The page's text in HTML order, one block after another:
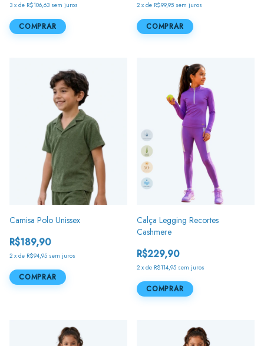
3 x de R$106,63 sem juros
COMPRAR
2 x de R$99,95 sem juros
COMPRAR
Camisa Polo Unissex
R$189,90
2 x de R$94,95 sem juros
COMPRAR
Calça Legging Recortes
Cashmere
R$229,90
2 x de R$114,95 sem juros
COMPRAR